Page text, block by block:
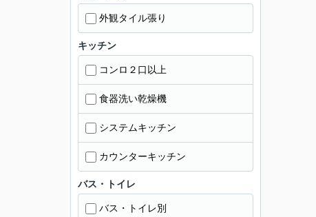
外観タイル張り
キッチン
コンロ２口以上
食器洗い乾燥機
システムキッチン
カウンターキッチン
バス・トイレ
バス・トイレ別